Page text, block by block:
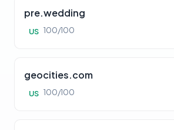
pre.wedding
US 100/100
geocities.com
US 100/100